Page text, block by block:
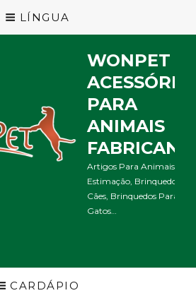
LÍNGUA
WONPET
PARA
ANIMAIS
Artigos Para Animais De
Estimação, Brinquedos
Cães, Brinquedos Para
Gatos…
CARDÁPIO